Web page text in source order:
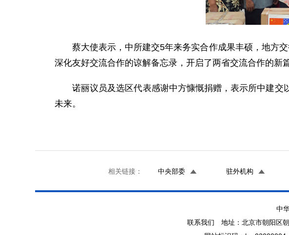
蔡大使表示，中所建交5年来务实合作成果丰硕，地方
深化友好交流合作的谅解备忘录，开启了两省交流合作的新
诺丽议员及选区代表感谢中方慷慨捐赠，表示所中建
未来。
相关链接： 中央部委 驻外机构
中
联系我们 地址：北京市朝阳区